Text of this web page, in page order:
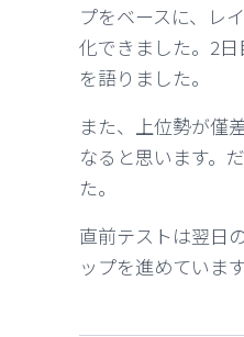
プをベースに、レ
化できました。2
を語りました。
また、上位勢が僅
なると思います。
た。
直前テストは翌日
ップを進めています